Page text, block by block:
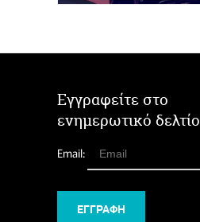
Εγγραφείτε στο
ενημερωτικό δελτίο
Email: